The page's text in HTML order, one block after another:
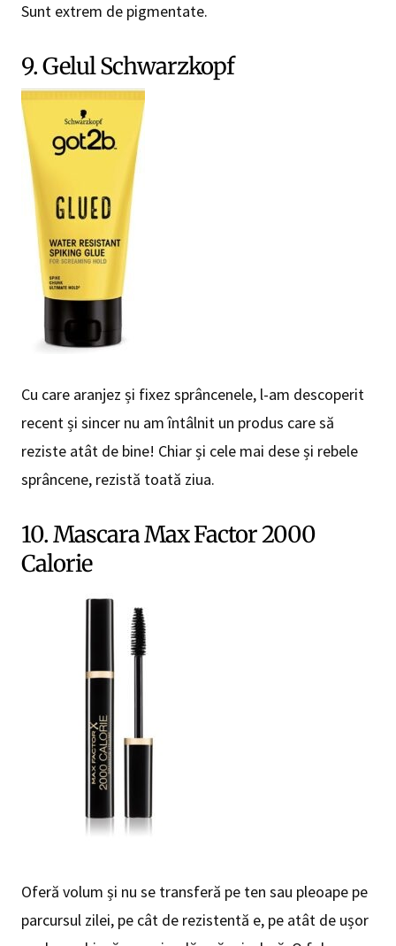
Sunt extrem de pigmentate.
9. Gelul Schwarzkopf
Cu care aranjez și fixez sprâncenele, l-am descoperit
recent și sincer nu am întâlnit un produs care să
reziste atât de bine! Chiar și cele mai dese și rebele
sprâncene, rezistă toată ziua.
10. Mascara Max Factor 2000
Calorie
Oferă volum și nu se transferă pe ten sau pleoape pe
parcursul zilei, pe cât de rezistentă e, pe atât de ușor